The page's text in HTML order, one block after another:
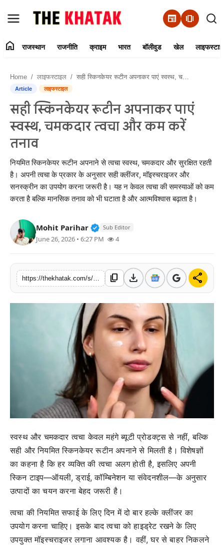
newspaper amp_stories
Contact Us
राजस्थान
राजनीति
क्राइम
भारत
खेल
लाइफस्टाइल
अंतर्राष्ट्रीय
home राजस्थान राजनीति क्राइम भारत बॉलीवुड खेल
Home लाइफस्टाइल सही स्किनकेयर रूटीन अपनाकर पाएं स्वस्थ, चमकदार त्वचा और कम करें तनाव
Article लाइफस्टाइल
सही स्किनकेयर रूटीन अपनाकर पाएं
स्वस्थ, चमकदार त्वचा और कम करें
तनाव
नियमित स्किनकेयर रूटीन अपनाने से त्वचा स्वस्थ, चमकदार और सुरक्षित रहती
है। अपनी त्वचा के प्रकार के अनुसार सही क्लींजर, मॉइस्चराइजर और
सनस्क्रीन का उपयोग करना जरूरी है। यह न केवल त्वचा की समस्याओं को कम
करता है बल्कि मानसिक तनाव को भी घटाता है और आत्मविश्वास बढ़ाता है।
Mohit Parihar Verified Public Figure • 11 Jun,
Sub Editor
June 26, 2026 • 6:27 PM 4
content_copy download share
स्वस्थ और चमकदार त्वचा केवल महंगे ब्यूटी प्रोडक्ट्स से नहीं, बल्कि
सही और नियमित स्किनकेयर रूटीन अपनाने से मिलती है। विशेषज्ञों
का कहना है कि हर व्यक्ति की त्वचा अलग होती है, इसलिए अपनी
स्किन टाइप—ऑयली, ड्राई, कॉम्बिनेशन या संवेदनशील—के अनुसार
उत्पादों का चयन करना बेहद जरूरी है।
त्वचा की नियमित सफाई के लिए दिन में दो बार हल्के क्लींजर का
उपयोग करना चाहिए। इसके बाद त्वचा को हाइड्रेट रखने के लिए
उपयुक्त मॉइस्चराइजर लगाना आवश्यक है। वहीं, घर से बाहर निकलने